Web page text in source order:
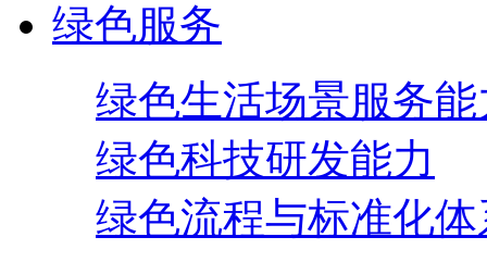
绿色服务
绿色生活场景服务能
绿色科技研发能力
绿色流程与标准化体